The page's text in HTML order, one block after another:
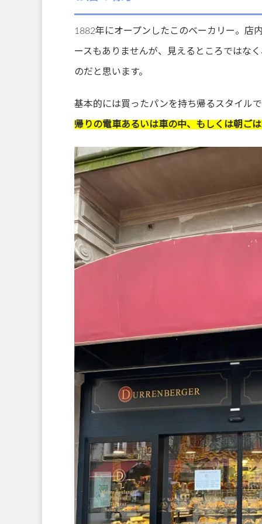
1882年にオープンしたこのベーカリー。店
ースもありませんが、見えるところではな
のだと思います。
基本的には買ったパンを持ち帰るスタイルで
帰りの電車あるいは車の中、もしくは朝ご